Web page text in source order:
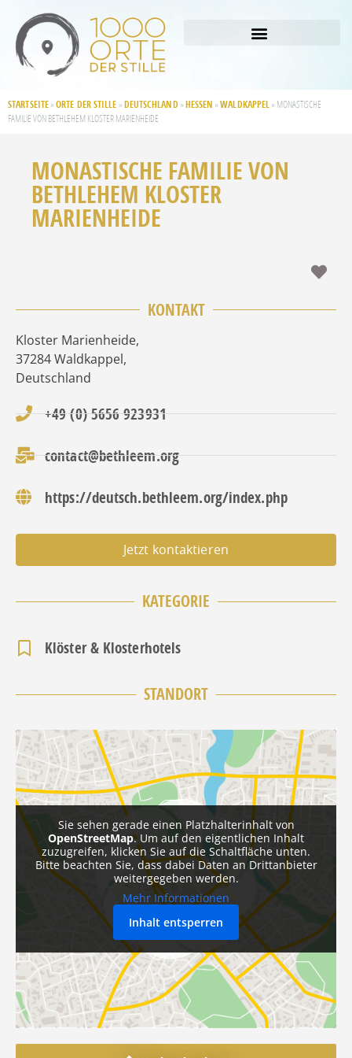
STARTSEITE » ORTE DER STILLE » DEUTSCHLAND» HESSEN »WALDKAPPEL » MONASTISCHE
FAMILIE VON BETHLEHEM KLOSTER MARIENHEIDE
MONASTISCHE FAMILIE VON
BETHLEHEM KLOSTER
MARIENHEIDE
KONTAKT
Kloster Marienheide,
37284Waldkappel,
Deutschland
+49 (0) 5656 923931
contact@bethleem.org
https://deutsch.bethleem.org/index.php
Jetzt kontaktieren
KATEGORIE
Klöster & Klosterhotels
STANDORT
Sie sehen gerade einen Platzhalterinhalt von
OpenStreetMap. Um auf den eigentlichen Inhalt
zuzugreifen, klicken Sie auf die Schaltfläche unten.
Bitte beachten Sie, dass dabei Daten an Drittanbieter
weitergegeben werden.
Mehr Informationen
Inhalt entsperren